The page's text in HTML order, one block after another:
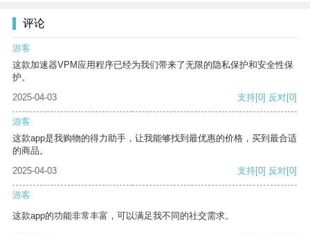
评论
游客
这款加速器VPM应用程序已经为我们带来了无限的隐私保护和安全性保
护。
2025-04-03
支持[0] 反对[0]
游客
这款app是我购物的得力助手，让我能够找到最优惠的价格，买到最合适
的商品。
2025-04-03
支持[0] 反对[0]
游客
这款app的功能非常丰富，可以满足我不同的社交需求。